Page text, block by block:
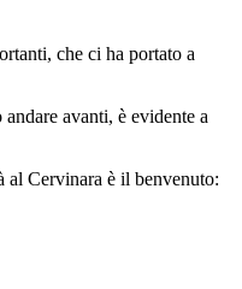
che ci ha portato a
avanti, è evidente a
al Cervinara è il benvenuto: